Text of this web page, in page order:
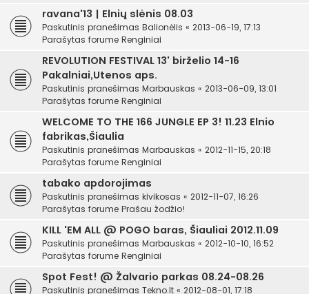
ravana'13 | Elnių slėnis 08.03
Paskutinis pranešimas Balionėlis « 2013-06-19, 17:13
Parašytas forume Renginiai
REVOLUTION FESTIVAL 13' birželio 14-16
Pakalniai,Utenos aps.
Paskutinis pranešimas Marbauskas « 2013-06-09, 13:01
Parašytas forume Renginiai
WELCOME TO THE 166 JUNGLE EP 3! 11.23 Elnio
fabrikas,Šiaulia
Paskutinis pranešimas Marbauskas « 2012-11-15, 20:18
Parašytas forume Renginiai
tabako apdorojimas
Paskutinis pranešimas kivikosas « 2012-11-07, 16:26
Parašytas forume Prašau žodžio!
KILL 'EM ALL @ POGO baras, Šiauliai 2012.11.09
Paskutinis pranešimas Marbauskas « 2012-10-10, 16:52
Parašytas forume Renginiai
Spot Fest! @ Žalvario parkas 08.24-08.26
Paskutinis pranešimas Tekno.lt « 2012-08-01, 17:18